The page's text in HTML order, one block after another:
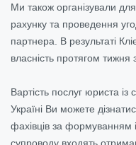
Ми також організували для
рахунку та проведення
партнера. В результаті
власність протягом
Вартість послуг юриста
Україні Ви можете
фахівців за формуванням
супроводу входять